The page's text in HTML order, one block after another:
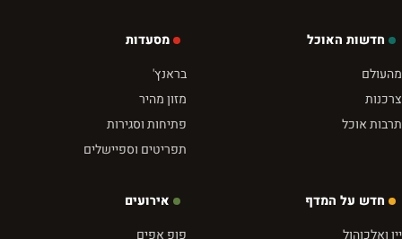
חדשות האוכל
מהעולם
צרכנות
תרבות אוכל
מסעדות
בראנץ'
מזון מהיר
פתיחות וסגירות
תפריטים וספיישלים
חדש על המדף
יין ואלכוהול
אירועים
פופ אפים